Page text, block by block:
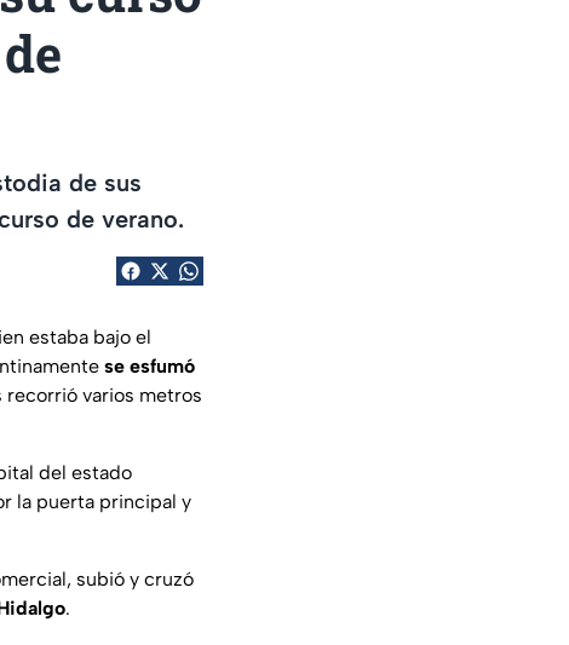
de sus
de verano.
estaba bajo el
se esfumó
recorrió varios metros
del estado
la puerta principal y
subió y cruzó
.